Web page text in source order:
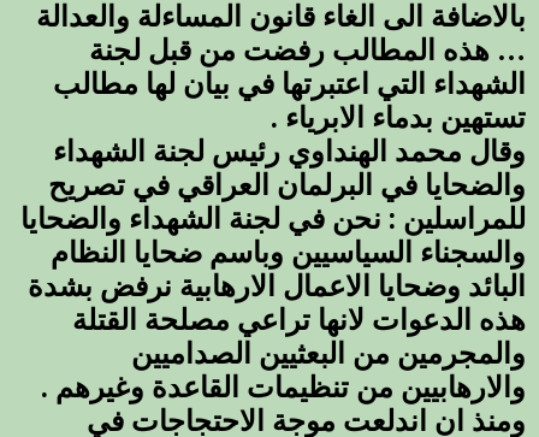
بالاضافة الى الغاء قانون المساءلة والعدالة
… هذه المطالب رفضت من قبل لجنة
الشهداء التي اعتبرتها في بيان لها مطالب
تستهين بدماء الابرياء .
وقال محمد الهنداوي رئيس لجنة الشهداء
والضحايا في البرلمان العراقي في تصريح
للمراسلين : نحن في لجنة الشهداء والضحايا
والسجناء السياسيين وباسم ضحايا النظام
البائد وضحايا الاعمال الارهابية نرفض بشدة
هذه الدعوات لانها تراعي مصلحة القتلة
والمجرمين من البعثيين الصداميين
والارهابيين من تنظيمات القاعدة وغيرهم .
ومنذ ان اندلعت موجة الاحتجاجات في